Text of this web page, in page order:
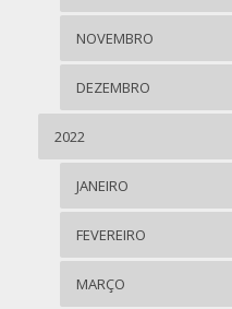
NOVEMBRO
DEZEMBRO
2022
JANEIRO
FEVEREIRO
MARÇO